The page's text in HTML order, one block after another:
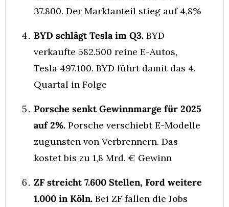
37.800. Der Marktanteil stieg auf 4,8%
BYD schlägt Tesla im Q3. BYD
verkaufte 582.500 reine E-Autos,
Tesla 497.100. BYD führt damit das 4.
Quartal in Folge
Porsche senkt Gewinnmarge für 2025
auf 2%. Porsche verschiebt E-Modelle
zugunsten von Verbrennern. Das
kostet bis zu 1,8 Mrd. € Gewinn
ZF streicht 7.600 Stellen, Ford weitere
1.000 in Köln. Bei ZF fallen die Jobs